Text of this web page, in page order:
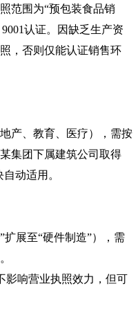
范围为“预包装食品销
认证。因缺乏生产资
，否则仅能认证销售环
产、教育、医疗），需按
集团下属建筑公司取得
动适用。
展至“硬件制造”），需
影响营业执照效力，但可